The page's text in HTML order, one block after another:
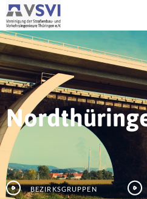
Bezirksgruppen